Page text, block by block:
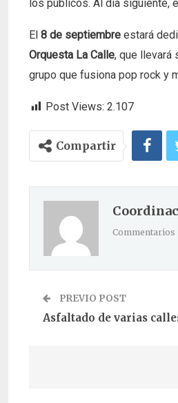
los públicos. Al día siguiente,
El 8 de septiembre estará
Orquesta La Calle, que llevará
grupo que fusiona pop rock y
Post Views: 2.107
Compartir
Commentarios
PREVIO POST
Asfaltado de varias